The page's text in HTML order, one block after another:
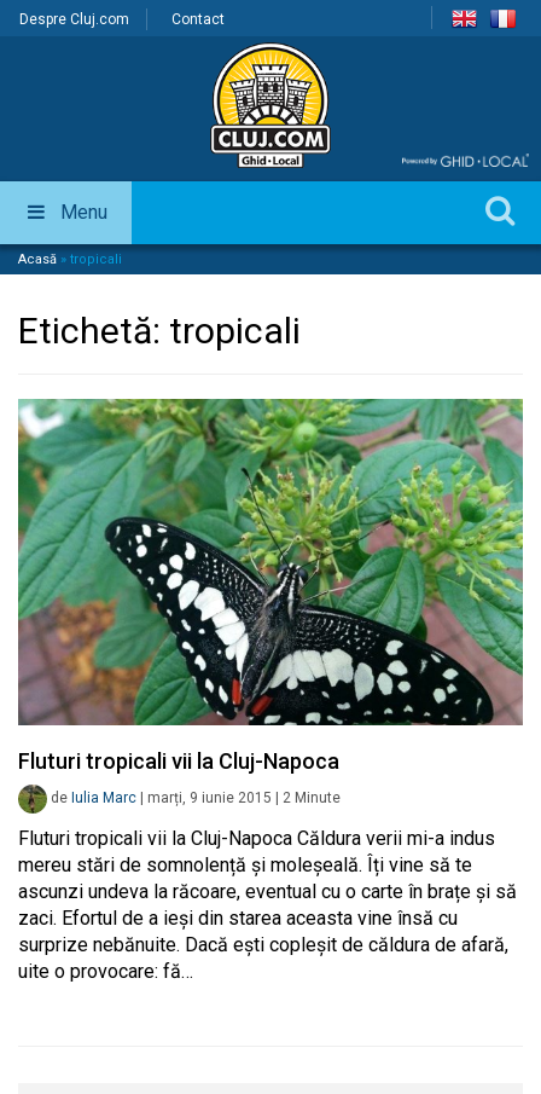
Despre Cluj.com Contact
Menu
Acasă » tropicali
Etichetă: tropicali
Fluturi tropicali vii la Cluj-Napoca
de Iulia Marc marți, 9 iunie 2015 2 Minute
Fluturi tropicali vii la Cluj-Napoca Căldura verii mi-a indus
mereu stări de somnolență și moleșeală. Îți vine să te
ascunzi undeva la răcoare, eventual cu o carte în brațe și să
zaci. Efortul de a ieși din starea aceasta vine însă cu
surprize nebănuite. Dacă ești copleșit de căldura de afară,
uite o provocare: fă…